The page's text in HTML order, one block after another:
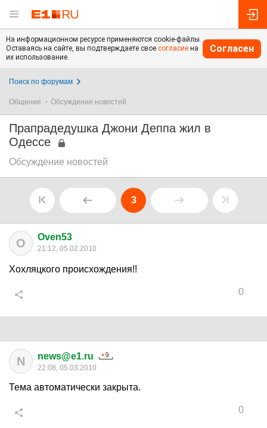
На информационном ресурсе применяются cookie-файлы.
Оставаясь на сайте, вы подтверждаете свое согласие на
их использование.
Согласен
Поиск по форумам
Общение Обсуждение новостей
Прапрадедушка Джони Деппа жил в
Одессе
Обсуждение новостей
3
O Oven53
21:12, 05.02.2010
Хохляцкого происхождения!!
0
N news@e1.ru
22:08, 05.03.2010
Тема автоматически закрыта.
0